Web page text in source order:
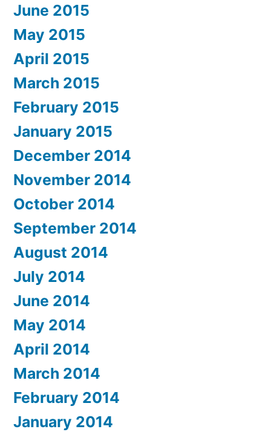
June 2015
May 2015
April 2015
March 2015
February 2015
January 2015
December 2014
November 2014
October 2014
September 2014
August 2014
July 2014
June 2014
May 2014
April 2014
March 2014
February 2014
January 2014